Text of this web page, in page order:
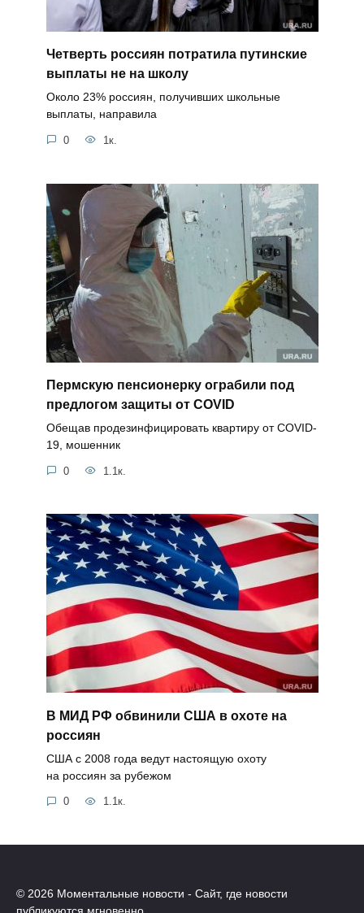
Четверть россиян потратила путинские
выплаты не на школу
Около 23% россиян, получивших школьные
выплаты, направила
0 1к.
Пермскую пенсионерку ограбили под
предлогом защиты от COVID
Обещав продезинфицировать квартиру от COVID-
19, мошенник
0 1.1к.
В МИД РФ обвинили США в охоте на
россиян
США с 2008 года ведут настоящую охоту
на россиян за рубежом
0 1.1к.
© 2026 Моментальные новости - Сайт, где новости